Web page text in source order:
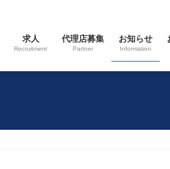
求人
Recruitment
代理店募集
Partner
お知らせ
Information